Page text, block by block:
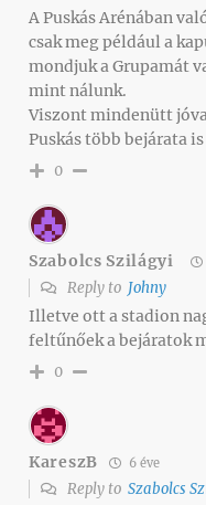
A Puskás Arénában
csak meg például a
mondjuk a Grupamát
mint nálunk.
Viszont mindenütt
Puskás több bejárata
0
Szabolcs Szilágyi
Reply to Johny
Illetve ott a stadion
feltűnőek a bejáratok
0
KareszB 6 éve
Reply to Szabolcs